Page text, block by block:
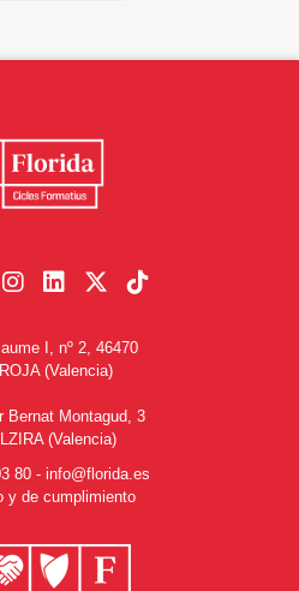
I, nº 2, 46470
(Valencia)
Bernat Montagud, 3
(Valencia)
80 - info@florida.es
y de cumplimiento